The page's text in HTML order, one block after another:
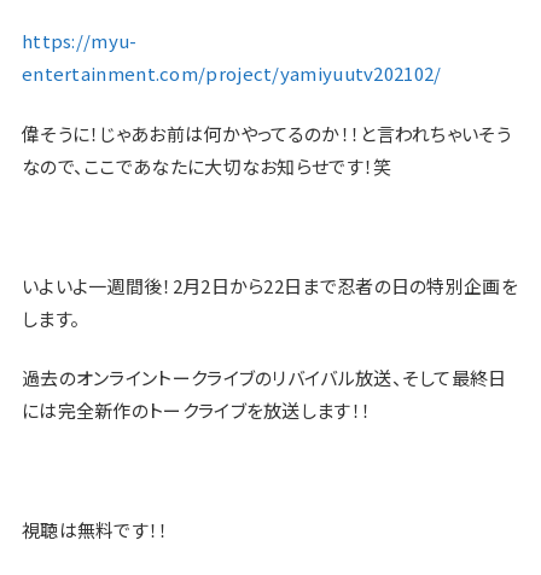
https://myu-
entertainment.com/project/yamiyuutv202102/
偉そうに！じゃあお前は何かやってるのか！！と言われちゃいそう
なので、ここであなたに大切なお知らせです！笑
いよいよ一週間後！2月2日から22日まで忍者の日の特別企画を
します。
過去のオンライントークライブのリバイバル放送、そして最終日
には完全新作のトークライブを放送します！！
視聴は無料です！！